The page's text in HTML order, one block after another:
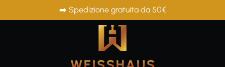
➡️ Spedizione gratuita da 50€